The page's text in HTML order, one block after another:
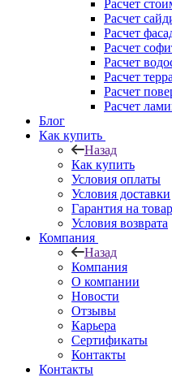
Расчет
Расчет
Расчет
Расчет
Расчет
Расчет
Расчет
Расчет
Блог
Как купить
Назад
Как купить
Условия оплаты
Условия доставки
Гарантия на товар
Условия возврата
Компания
Назад
Компания
О компании
Новости
Отзывы
Карьера
Сертификаты
Контакты
Контакты